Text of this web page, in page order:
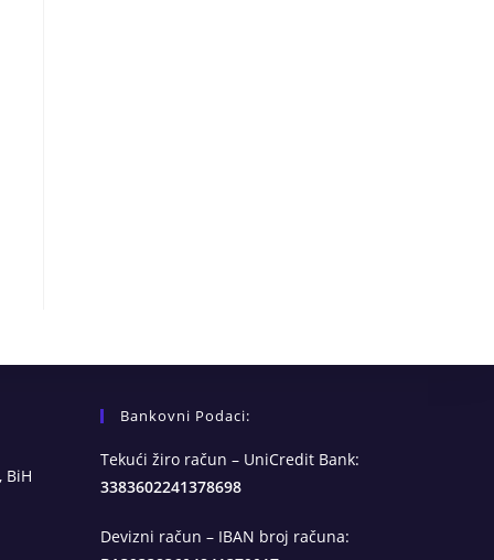
BiH
Bankovni Podaci:
Tekući žiro račun – UniCredit Bank:
3383602241378698
Devizni račun – IBAN broj računa: